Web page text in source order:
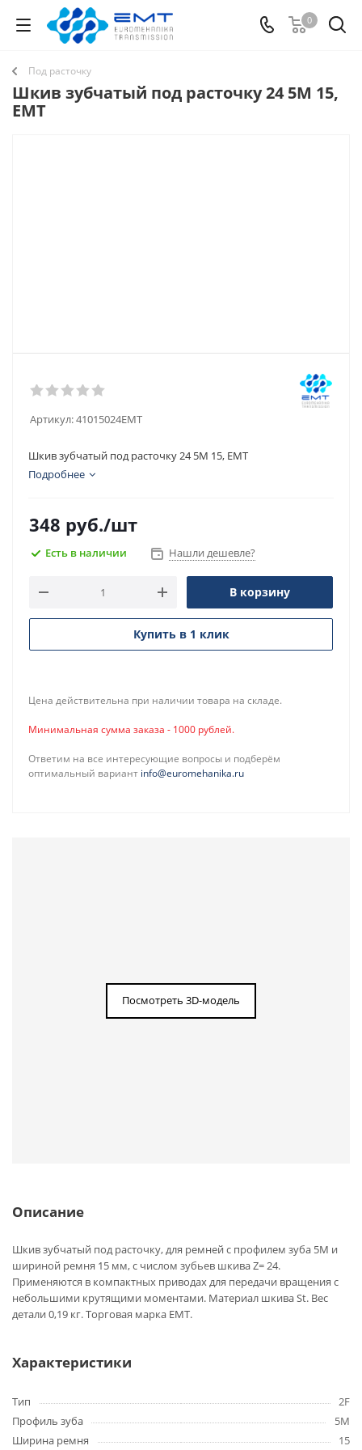
0
Под расточку
Шкив зубчатый под расточку 24 5M 15,
EMT
Артикул:41015024EMT
Шкив зубчатый под расточку 24 5M 15, EMT
Подробнее
348 руб./шт
Есть в наличии Нашли дешевле?
В корзину
Купить в 1 клик
Цена действительна при наличии товара на складе.
Минимальная сумма заказа - 1000 рублей.
Ответим на все интересующие вопросы и подберём
оптимальный вариант info@euromehanika.ru
Посмотреть 3D-модель
Описание
Шкив зубчатый под расточку, для ремней с профилем зуба 5M и
шириной ремня 15 мм, с числом зубьев шкива Z= 24.
Применяются в компактных приводах для передачи вращения с
небольшими крутящими моментами. Материал шкива St. Вес
детали 0,19 кг. Торговая марка EMT.
Характеристики
Тип
2F
Профиль зуба
5M
Ширина ремня
15